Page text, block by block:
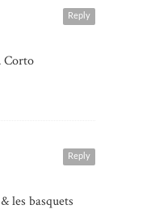
Reply
Corto
Reply
les basquets